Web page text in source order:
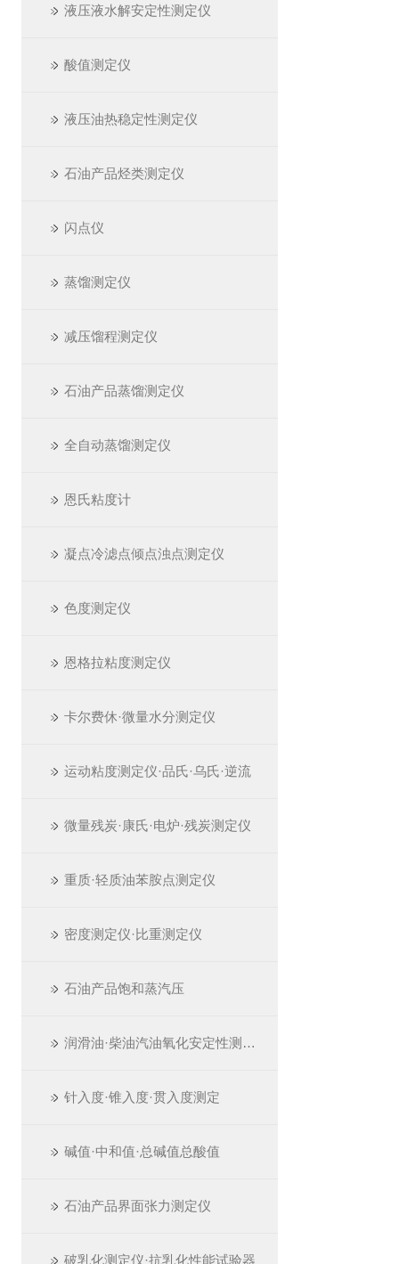
液压液水解安定性测定仪
酸值测定仪
液压油热稳定性测定仪
石油产品烃类测定仪
闪点仪
蒸馏测定仪
减压馏程测定仪
石油产品蒸馏测定仪
全自动蒸馏测定仪
恩氏粘度计
凝点冷滤点倾点浊点测定仪
色度测定仪
恩格拉粘度测定仪
卡尔费休·微量水分测定仪
运动粘度测定仪·品氏·乌氏·逆流
微量残炭·康氏·电炉·残炭测定仪
重质·轻质油苯胺点测定仪
密度测定仪·比重测定仪
石油产品饱和蒸汽压
润滑油·柴油汽油氧化安定性测定仪
针入度·锥入度·贯入度测定
碱值·中和值·总碱值总酸值
石油产品界面张力测定仪
破乳化测定仪·抗乳化性能试验器